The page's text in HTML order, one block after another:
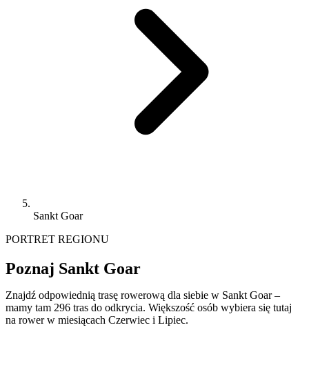
Sankt Goar
PORTRET REGIONU
Poznaj Sankt Goar
Znajdź odpowiednią trasę rowerową dla siebie w Sankt Goar –
mamy tam 296 tras do odkrycia. Większość osób wybiera się tutaj
na rower w miesiącach Czerwiec i Lipiec.